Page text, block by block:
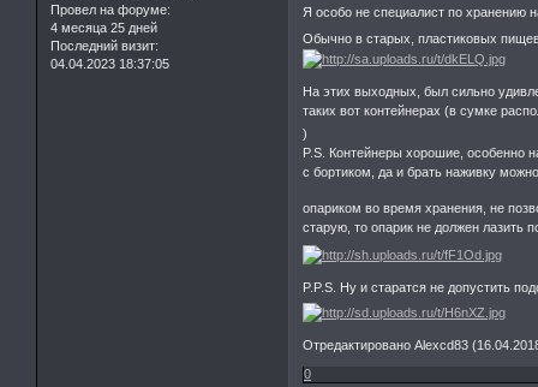
Провел на форуме:
4 месяца 25 дней
Последний визит:
04.04.2023 18:37:05
Я особо не специалист по хранению
Обычно в старых, пластиковых
На этих выходных, был сильно
таких вот контейнерах (в сумке
)
P.S. Контейнеры хорошие, особенно
с бортиком, да и брать наживку
опариком во время хранения, не
старую, то опарик не должен лазить
P.P.S. Ну и старатся не допустить
Отредактировано Alexcd83
0